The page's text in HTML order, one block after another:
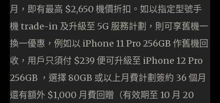
月，即有最高 $2,650 機價折扣。如以指定型號手
機 trade-in 及升級至 5G 服務計劃，則可享舊機一
換一優惠，例如以 iPhone 11 Pro 256GB 作舊機回
收，用戶只須付 $239 便可升級至 iPhone 12 Pro
256GB ，選擇 80GB 或以上月費計劃簽約 36 個月
還有額外 $1,000 月費回贈（有效期至 10 月 20